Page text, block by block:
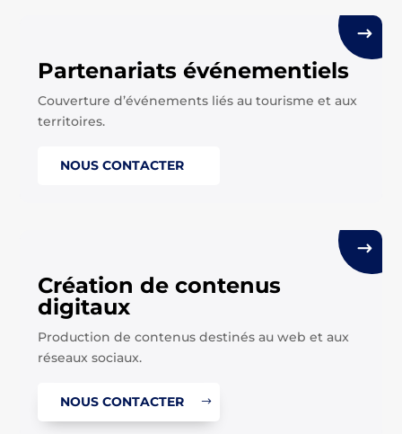
Partenariats événementiels
Couverture d’événements liés au tourisme et aux
territoires.
NOUS CONTACTER
Création de contenus
digitaux
Production de contenus destinés au web et aux
réseaux sociaux.
NOUS CONTACTER